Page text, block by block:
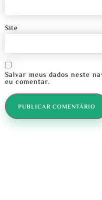
Site
Salvar meus dados neste
eu comentar.